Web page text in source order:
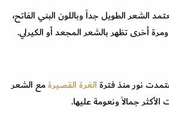
الشعر الطويل جداً وباللون البني الفاتح،
أخرى تظهر بالشعر المجعد أو الكيرلي.
نور منذ فترةالغرة القصيرةمع الشعر
جمالاً ونعومة عليها.